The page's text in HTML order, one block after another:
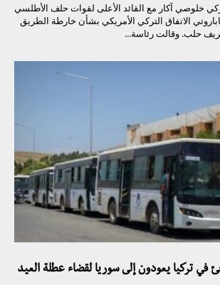
خلوصي آكار مع القائد الأعلى لقوات حلف الأطلسي
الاتفاق التركي الأمريكي بشأن خارطة الطريق
حلب. وقالت رئاسة...